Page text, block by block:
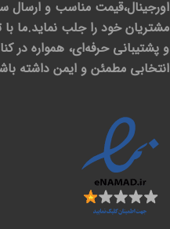
اورجینال،قیمت مناسب و ارسال
مشتریان خود را جلب نماید.ما
و پشتیبانی حرفه‌ای، همواره در
انتخابی مطمئن و ایمن داشته